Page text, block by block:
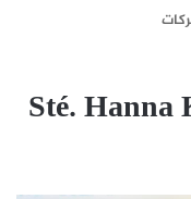
Sté. Hanna